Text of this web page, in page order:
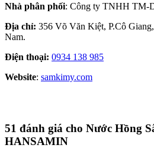
Nhà phân phối: Công ty TNHH
Địa chỉ: 356 Võ Văn Kiệt, P.Cô
Nam.
Điện thoại: 0934 138 985
Website: samkimy.com
51 đánh giá cho Nước Hồng
HANSAMIN